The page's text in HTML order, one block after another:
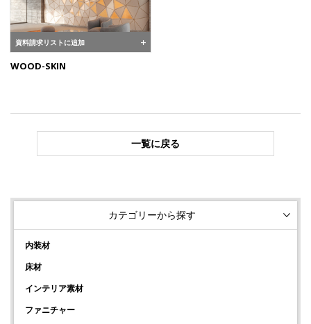
資料請求リストに追加
WOOD-SKIN
一覧に戻る
カテゴリーから探す
内装材
床材
インテリア素材
ファニチャー